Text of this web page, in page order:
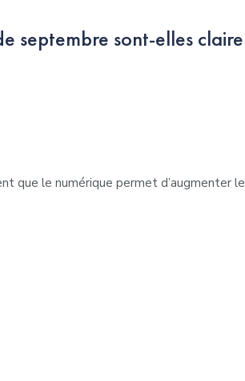
septembre sont-elles
que le numérique permet d’augmenter le